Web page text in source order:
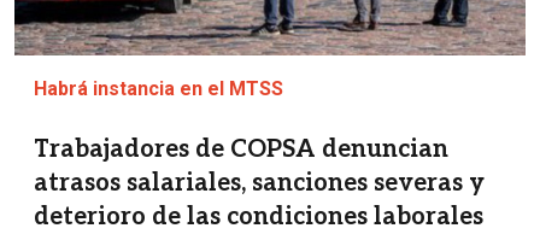
Habrá instancia en el MTSS
Trabajadores de COPSA denuncian
atrasos salariales, sanciones severas y
deterioro de las condiciones laborales